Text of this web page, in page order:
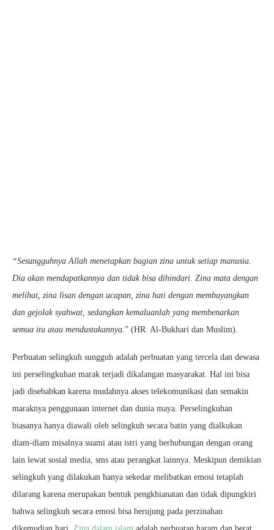
“Sesungguhnya Allah menetapkan bagian zina untuk setiap manusia.
Dia akan mendapatkannya dan tidak bisa dihindari. Zina mata dengan
melihat, zina lisan dengan ucapan, zina hati dengan membayangkan
dan gejolak syahwat, sedangkan kemaluanlah yang membenarkan
semua itu atau mendustakannya.” (HR. Al-Bukhari dan Muslim).
Perbuatan selingkuh sungguh adalah perbuatan yang tercela dan dewasa
ini perselingkuhan marak terjadi dikalangan masyarakat. Hal ini bisa
jadi disebabkan karena mudahnya akses telekomunikasi dan semakin
maraknya penggunaan internet dan dunia maya. Perselingkuhan
biasanya hanya diawali oleh selingkuh secara batin yang dialkukan
diam-diam misalnya suami atau istri yang berhubungan dengan orang
lain lewat sosial media, sms atau perangkat lainnya. Meskipun demikian
selingkuh yang dilakukan hanya sekedar melibatkan emosi tetaplah
dilarang karena merupakan bentuk pengkhianatan dan tidak dipungkiri
bahwa selingkuh secara emosi bisa berujung pada perzinahan